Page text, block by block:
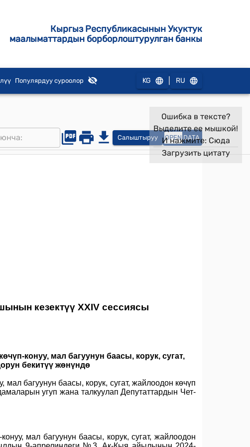
Кыргыз Республикасынын Укуктук
маалыматтардын борборлоштурулган банкы
Популярдуу суроолор KG RU
Салыштыруу OPEN DATA
Ошибка в тексте?
Выделите ее мышкой!
И нажмите: Сюда
Загрузить цитату